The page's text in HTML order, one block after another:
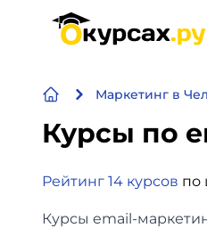
Маркетинг в
Курсы по
Рейтинг 14 курсов по
Курсы email-
Бизнес и
Дизайн